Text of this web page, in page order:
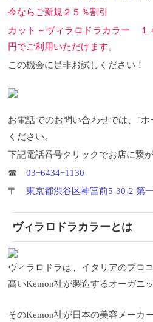
今ならご新規２５％割引
カット＋ヴィラロドラカラー
円でご利用いただけます。
この機会に是非お試しください！
お電話でのお問い合わせでは、"ホ
ください。
下記電話番号クリックでお店に繋が
☎︎ 03−6434−1130
〒 東京都渋谷区神宮前5-30-2 第
ヴィラロドラカラーとは
ヴィラロドラは、イタリアのプロ
高いKemon社が製造するオーガニ
そのKemon社が日本の美容メーカ